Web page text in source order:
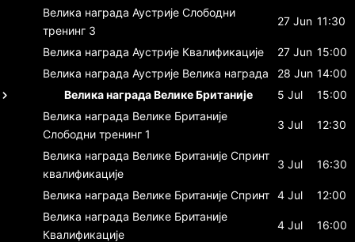
Велика награда Аустрије Слободни
тренинг 3
27 Jun 11:30
Велика награда Аустрије Квалификације 27 Jun 15:00
Велика награда Аустрије Велика награда 28 Jun 14:00
Велика награда Велике Британије
5 Jul
15:00
Велика награда Велике Британије
Слободни тренинг 1
3 Jul 12:30
Велика награда Велике Британије Спринт
квалификације
3 Jul 16:30
Велика награда Велике Британије Спринт 4 Jul
12:00
Велика награда Велике Британије
Квалификације
4 Jul 16:00